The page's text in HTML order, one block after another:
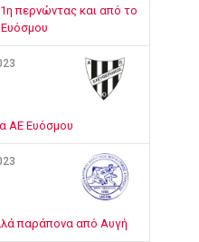
περνώντας και από το
ΑΕ Ευόσμου
παράπονα από Αυγή